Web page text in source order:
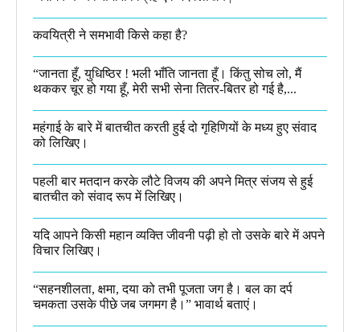
कवयित्री ने समभावी किसे कहा है?
“जानता हूँ, युधिष्ठिर ! भली भाँति जानता हूँ। किंतु सोच लो, मैं
थककर चूर हो गया हूँ, मेरी सभी सेना तितर-बितर हो गई है,...
महंगाई के बारे में बातचीत करती हुई दो गृहिणियों के मध्य हुए संवाद
को लिखिए।
पहली बार मतदान करके लौटे विजय की अपने मित्र संजय से हुई
बातचीत को संवाद रूप में लिखिए।
यदि आपने किसी महान व्यक्ति जीवनी पढ़ी हो तो उसके बारे में अपने
विचार लिखिए।
“सहनशीलता, क्षमा, दया को तभी पूजता जग है। बल का दर्प
चमकता उसके पीछे जब जगमग है।”​ भावार्थ बताएं।